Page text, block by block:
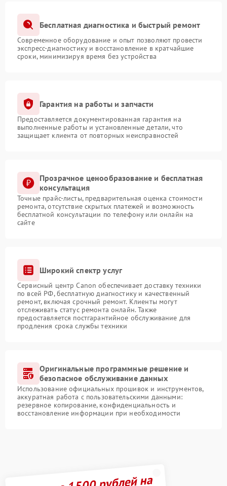
Бесплатная диагностика и быстрый ремонт
Современное оборудование и опыт позволяют провести
экспресс-диагностику и восстановление в кратчайшие
сроки, минимизируя время без устройства
Гарантия на работы и запчасти
Предоставляется документированная гарантия на
выполненные работы и установленные детали, что
защищает клиента от повторных неисправностей
Прозрачное ценообразование и бесплатная
консультация
Точные прайс-листы, предварительная оценка стоимости
ремонта, отсутствие скрытых платежей и возможность
бесплатной консультации по телефону или онлайн на
сайте
Широкий спектр услуг
Сервисный центр Canon обеспечивает доставку техники
по всей РФ, бесплатную диагностику и качественный
ремонт, включая срочный ремонт. Клиенты могут
отслеживать статус ремонта онлайн. Также
предоставляется постгарантийное обслуживание для
продления срока службы техники
Оригинальные программные решение и
безопасное обслуживание данных
Использование официальных прошивок и инструментов,
аккуратная работа с пользовательскими данными:
резервное копирование, конфиденциальность и
восстановление информации при необходимости